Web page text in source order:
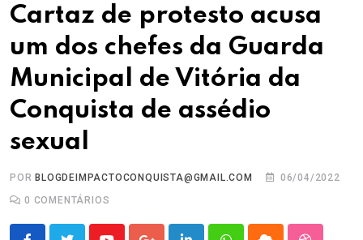
Cartaz de protesto acusa
um dos chefes da Guarda
Municipal de Vitória da
Conquista de assédio
sexual
POR BLOGDEIMPACTOCONQUISTA@GMAIL.COM
06/04/2022
0 COMENTÁRIOS